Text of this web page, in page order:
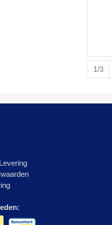
1/3